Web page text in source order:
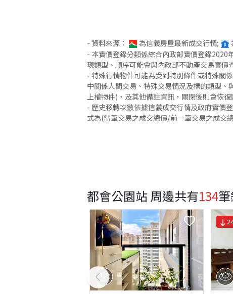
- 資料來源： 為信義房屋最新成交行情;
- 本實價登錄分類係綜合內政部實價登錄2020
現類型、順序可能會與內政部不動產交易實價
- 特殊行情物件可能為受到特別條件或特殊關
中關係人間交易、特殊交易情況及標的類型
上權物件)，及其他備註資訊，關閉後則會恢復
- 歷史移轉次數依據信義成交行情及政府實價
式為(當筆交易之成交總價/前一筆交易之成交
都會公園站 周邊共有134